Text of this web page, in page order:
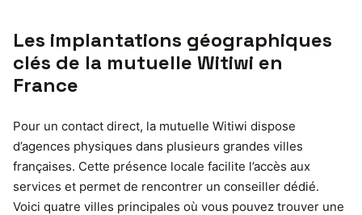
Les implantations géographiques
clés de la mutuelle Witiwi en
France
Pour un contact direct, la mutuelle Witiwi dispose
d’agences physiques dans plusieurs grandes villes
françaises. Cette présence locale facilite l’accès aux
services et permet de rencontrer un conseiller dédié.
Voici quatre villes principales où vous pouvez trouver une